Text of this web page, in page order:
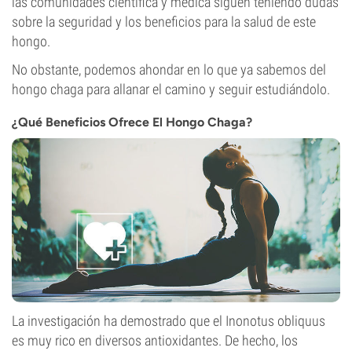
sobre la seguridad y los beneficios para la salud de este
hongo.
No obstante, podemos ahondar en lo que ya sabemos del
hongo chaga para allanar el camino y seguir estudiándolo.
¿Qué Beneficios Ofrece El Hongo Chaga?
La investigación ha demostrado que el Inonotus obliquus
es muy rico en diversos antioxidantes. De hecho, los